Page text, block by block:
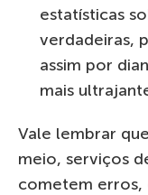
estatísticas
verdadeiras,
assim por
mais
Vale lembrar
meio, serviços
cometem erros,